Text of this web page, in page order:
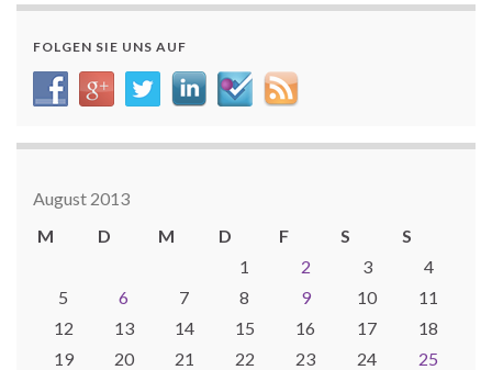
FOLGEN SIE UNS AUF
August 2013
M
D M D F S
S
1
2 3
4
5
6 7 8 9 10
11
12
13 14 15 16 17
18
19
20 21 22 23 24
25